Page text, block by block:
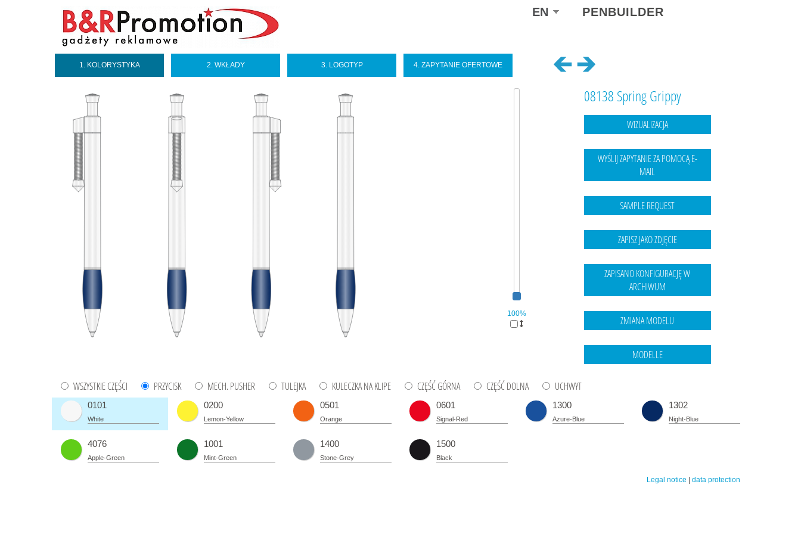
PENBUILDER
Select
yourEN
1. KOLORYSTYKA 2. WKŁADY 3. LOGOTYP 4. ZAPYTANIE OFERTOWE
100%
08138 Spring Grippy
WSZYSTKIE CZĘŚCI PRZYCISK MECH. PUSHER TULEJKA KULECZKA NA KLIPE CZĘŚĆ GÓRNA CZĘŚĆ DOLNA UCHWYT
0101
White
0200
Lemon-Yellow
0501
Orange
0601
Signal-Red
1300
Azure-Blue
1302
Night-Blue
4076
Apple-Green
1001
Mint-Green
1400
Stone-Grey
1500
Black
Legal notice data protection